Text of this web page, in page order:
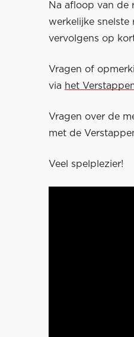
Na afloop van de
werkelijke snelste
vervolgens op
Vragen of
via het
Vragen over de
met de
Veel spelplezier!